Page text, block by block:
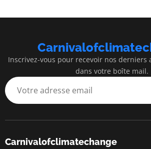
Inscrivez-vous pour recevoir nos
dans votre boîte mail.
Carnivalofclimatechange